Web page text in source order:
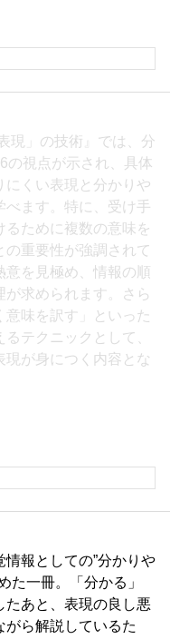
現」の技術』では、分
の視点が示され、具体
にくい表現と分かりや
べます。特に、受け手
ために複数の意味を
重要性が強調されて
意を見極め、情報の順
が求められます。さら
味を訳す」といった
テクニックとして、
現が身につく内容とな
報としての”分かりや
た一冊。「分かる」
たあと、表現の良し悪
がら解説しているた